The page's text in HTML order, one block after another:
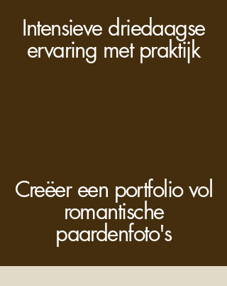
Intensieve driedaagse
ervaring met praktijk
Creëer een portfolio vol
romantische
paardenfoto's